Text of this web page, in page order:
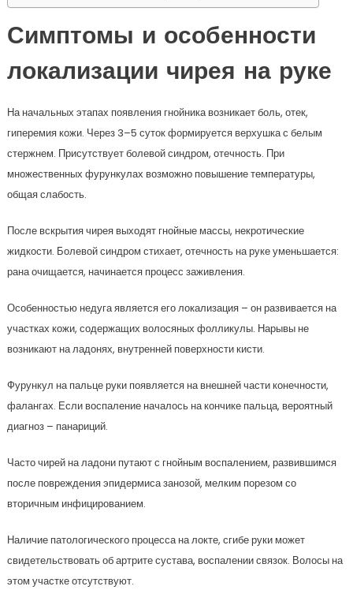
Симптомы и особенности
локализации чирея на руке
На начальных этапах появления гнойника возникает боль, отек,
гиперемия кожи. Через 3–5 суток формируется верхушка с белым
стержнем. Присутствует болевой синдром, отечность. При
множественных фурункулах возможно повышение температуры,
общая слабость.
После вскрытия чирея выходят гнойные массы, некротические
жидкости. Болевой синдром стихает, отечность на руке уменьшается:
рана очищается, начинается процесс заживления.
Особенностью недуга является его локализация – он развивается на
участках кожи, содержащих волосяных фолликулы. Нарывы не
возникают на ладонях, внутренней поверхности кисти.
Фурункул на пальце руки появляется на внешней части конечности,
фалангах. Если воспаление началось на кончике пальца, вероятный
диагноз – панариций.
Часто чирей на ладони путают с гнойным воспалением, развившимся
после повреждения эпидермиса занозой, мелким порезом со
вторичным инфицированием.
Наличие патологического процесса на локте, сгибе руки может
свидетельствовать об артрите сустава, воспалении связок. Волосы на
этом участке отсутствуют.